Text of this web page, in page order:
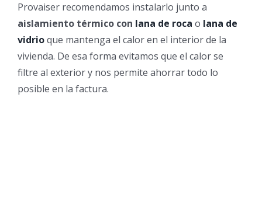
Provaiser recomendamos instalarlo junto a
aislamiento térmico con lana de roca o lana de
vidrioque mantenga el calor en el interior de la
vivienda. De esa forma evitamos que el calor se
filtre al exterior y nos permite ahorrar todo lo
posible en la factura.